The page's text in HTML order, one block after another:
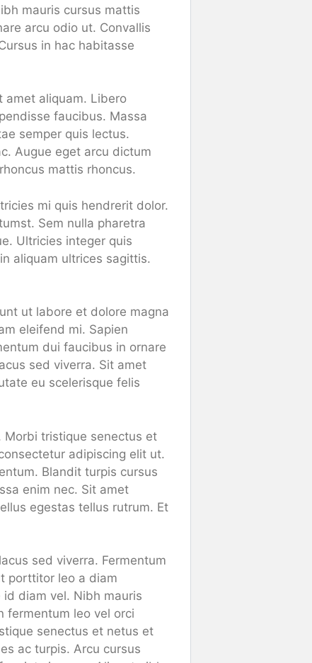
mauris cursus mattis
arcu odio ut. Convallis
in hac habitasse
amet aliquam. Libero
faucibus. Massa
semper quis lectus.
Augue eget arcu dictum
mattis rhoncus.
mi quis hendrerit dolor.
Sem nulla pharetra
Ultricies integer quis
aliquam ultrices sagittis.
ut labore et dolore magna
eleifend mi. Sapien
dui faucibus in ornare
sed viverra. Sit amet
eu scelerisque felis
Morbi tristique senectus et
adipiscing elit ut.
Blandit turpis cursus
enim nec. Sit amet
egestas tellus rutrum. Et
sed viverra. Fermentum
porttitor leo a diam
diam vel. Nibh mauris
fermentum leo vel orci
senectus et netus et
ac turpis. Arcu cursus